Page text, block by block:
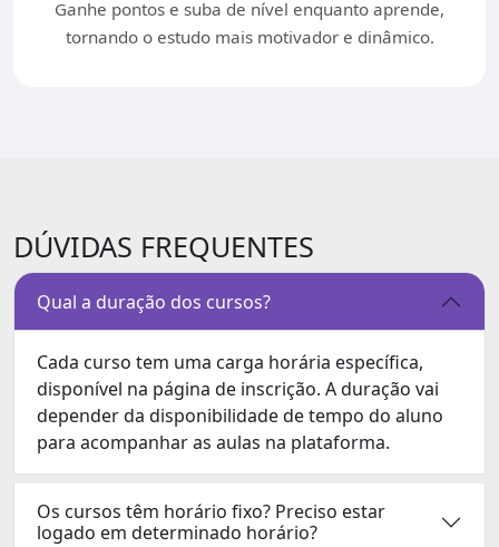
Ganhe pontos e suba de nível enquanto aprende,
tornando o estudo mais motivador e dinâmico.
DÚVIDAS FREQUENTES
Qual a duração dos cursos?
Cada curso tem uma carga horária específica,
disponível na página de inscrição. A duração vai
depender da disponibilidade de tempo do aluno
para acompanhar as aulas na plataforma.
Os cursos têm horário fixo? Preciso estar
logado em determinado horário?